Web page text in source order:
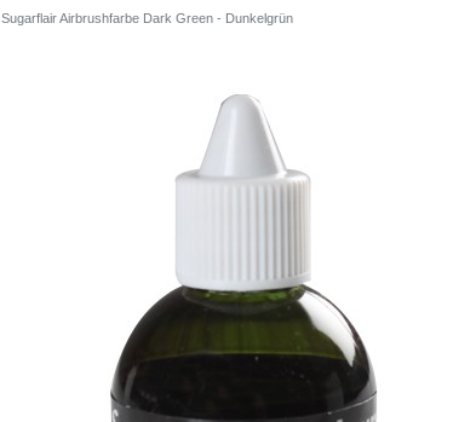
Sugarflair Airbrushfarbe Dark Green - Dunkelgrün